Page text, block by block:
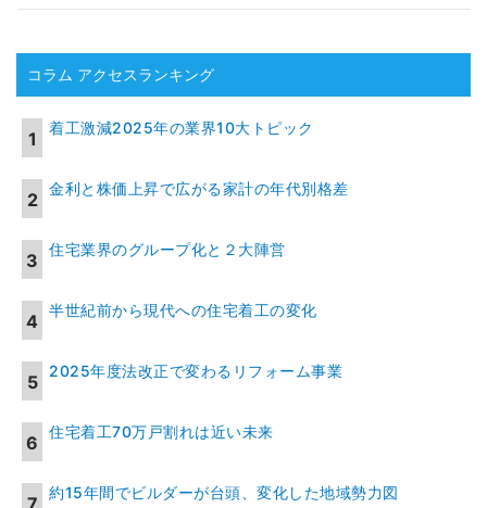
コラム アクセスランキング
着工激減2025年の業界10大トピック
金利と株価上昇で広がる家計の年代別格差
住宅業界のグループ化と２大陣営
半世紀前から現代への住宅着工の変化
2025年度法改正で変わるリフォーム事業
住宅着工70万戸割れは近い未来
約15年間でビルダーが台頭、変化した地域勢力図